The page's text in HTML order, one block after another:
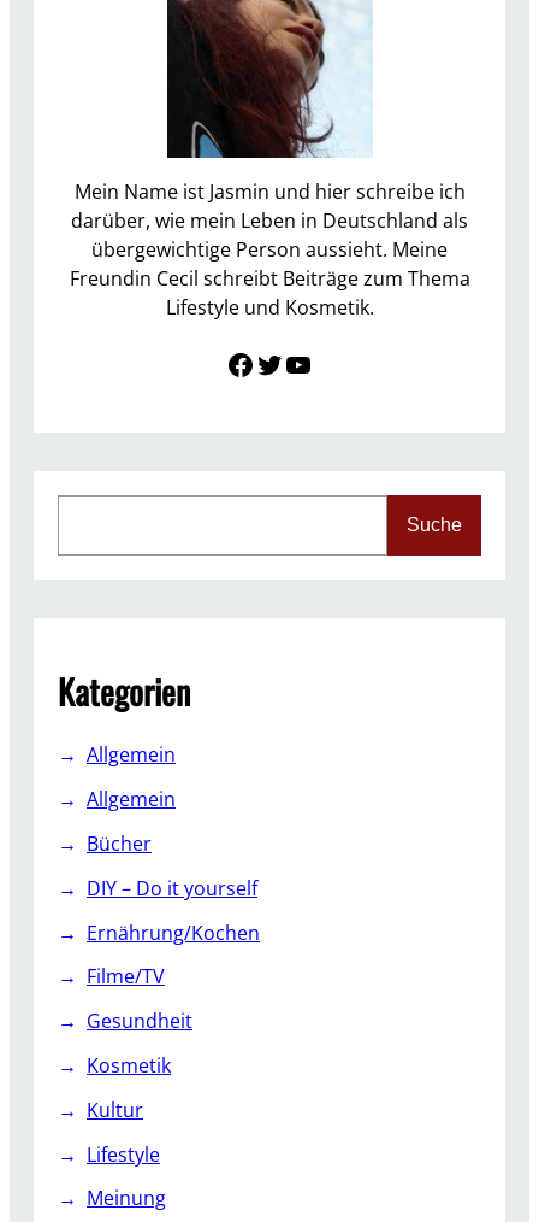
a
i
2
0
1
7
Mein Name ist Jasmin und hier schreibe ich
darüber, wie mein Leben in Deutschland als
übergewichtige Person aussieht. Meine
Freundin Cecil schreibt Beiträge zum Thema
Lifestyle und Kosmetik.
Link zu Facebook Twitter YouTube
c
Suche
Kategorien
Allgemein
Allgemein
Bücher
DIY – Do it yourself
Ernährung/Kochen
Filme/TV
Gesundheit
Kosmetik
Kultur
Lifestyle
Meinung